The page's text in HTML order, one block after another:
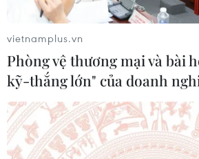
TIN LIÊN QUAN
vietnamplus.vn
Phòng vệ thương mại và bài
kỹ-thắng lớn" của doanh